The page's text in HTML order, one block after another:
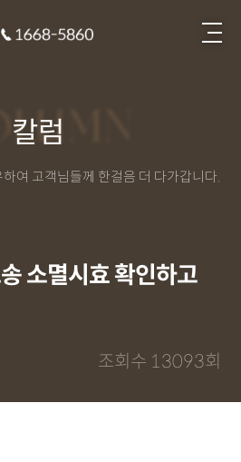
칼럼
여 고객님들께 한걸음 더 다가갑니다.
소멸시효 확인하고
조회수 13093회